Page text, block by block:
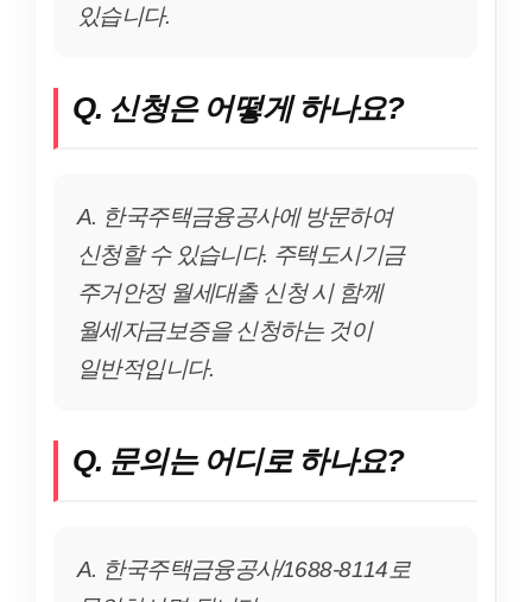
있습니다.
Q. 신청은 어떻게 하나요?
A. 한국주택금융공사에 방문하여
신청할 수 있습니다. 주택도시기금
주거안정 월세대출 신청 시 함께
월세자금보증을 신청하는 것이
일반적입니다.
Q. 문의는 어디로 하나요?
A. 한국주택금융공사/1688-8114로